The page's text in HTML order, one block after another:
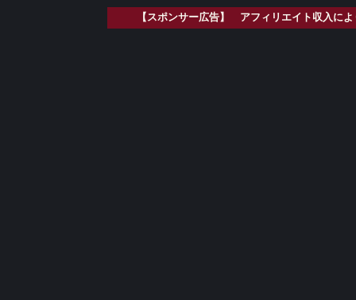
【スポンサー広告】 アフィリエイト収入に